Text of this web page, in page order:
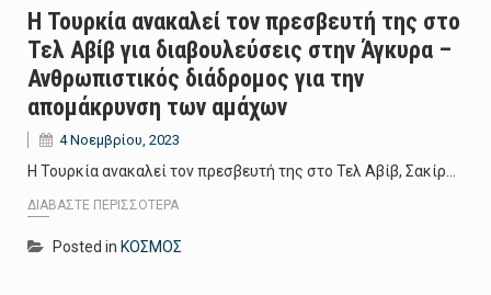
Η Τουρκία ανακαλεί τον πρεσβευτή της στο
Τελ Αβίβ για διαβουλεύσεις στην Άγκυρα –
Ανθρωπιστικός διάδρομος για την
απομάκρυνση των αμάχων
4 Νοεμβρίου, 2023
Η Τουρκία ανακαλεί τον πρεσβευτή της στο Τελ Αβίβ, Σακίρ…
ΔΙΑΒΆΣΤΕ ΠΕΡΙΣΣΌΤΕΡΑ
Posted in ΚΟΣΜΟΣ